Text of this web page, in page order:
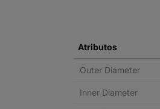
Atributos
Outer Diameter
Inner Diameter